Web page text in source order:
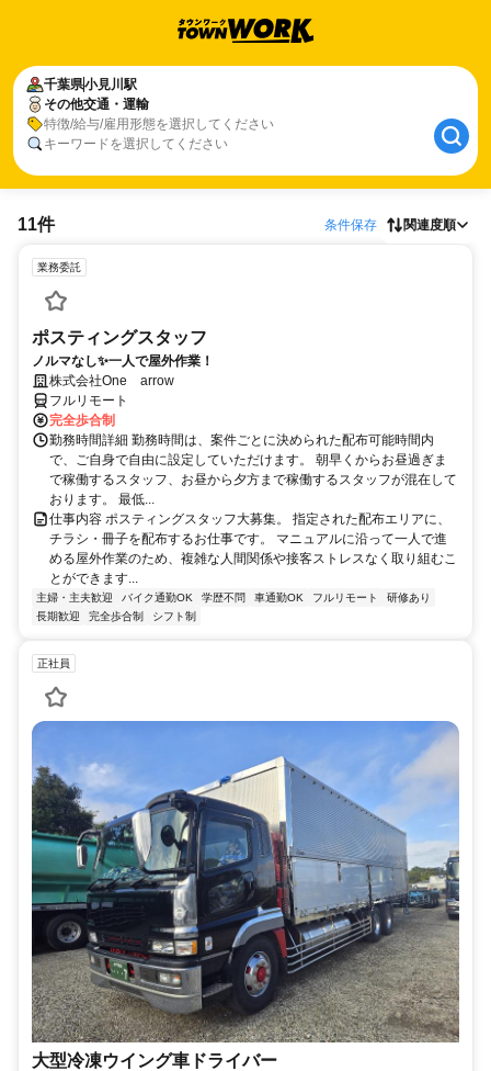
千葉県小見川駅
その他交通・運輸
特徴/給与/雇用形態を選択してください
キーワードを選択してください
11件 条件保存 関連度順
業務委託
ポスティングスタッフ
ノルマなし✨一人で屋外作業！
株式会社One arrow
フルリモート
完全歩合制
勤務時間詳細 勤務時間は、案件ごとに決められた配布可能時間内
で、ご自身で自由に設定していただけます。 朝早くからお昼過ぎま
で稼働するスタッフ、お昼から夕方まで稼働するスタッフが混在して
おります。 最低...
仕事内容 ポスティングスタッフ大募集。 指定された配布エリアに、
チラシ・冊子を配布するお仕事です。 マニュアルに沿って一人で進
める屋外作業のため、複雑な人間関係や接客ストレスなく取り組むこ
とができます...
主婦・主夫歓迎 バイク通勤OK 学歴不問 車通勤OK フルリモート
研修あり
長期歓迎
完全歩合制 シフト制
正社員
大型冷凍ウイング車ドライバー